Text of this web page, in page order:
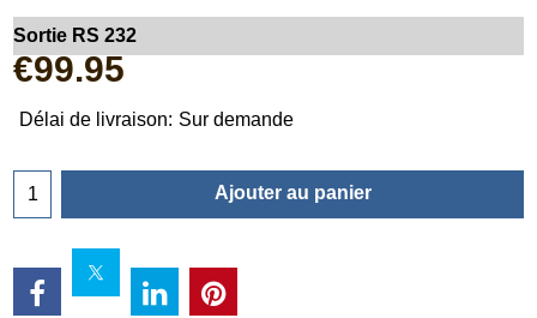
Sortie RS 232
€99.95
Délai de livraison: Sur demande
Ajouter au panier